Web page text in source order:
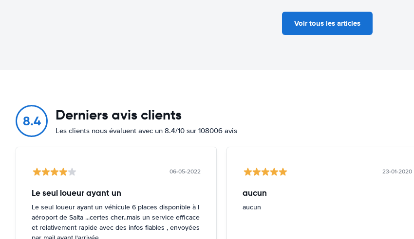
Voir tous les articles
8.4 Derniers avis clients
Les clients nous évaluent avec un 8.4/10 sur 108006 avis
06-05-2022
Le seul loueur ayant un
Le seul loueur ayant un véhicule 6 places disponible à l
aéroport de Salta ...certes cher..mais un service efficace
et relativement rapide avec des infos fiables , envoyées
23-01-2020
aucun
aucun